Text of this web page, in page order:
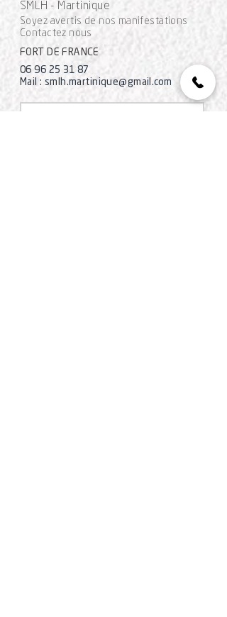
SMLH - Martinique
Soyez avertis de nos manifestations
Contactez nous
FORT DE FRANCE
06 96 25 31 87
Mail : smlh.martinique@gmail.com